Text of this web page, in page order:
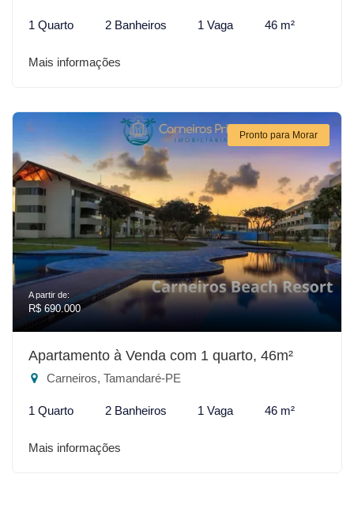
1 Quarto 2 Banheiros 1 Vaga 46 m²
Mais informações
Pronto para Morar
A partir de:
R$ 690.000
Apartamento à Venda com 1 quarto, 46m²
Carneiros, Tamandaré-PE
1 Quarto 2 Banheiros 1 Vaga 46 m²
Mais informações